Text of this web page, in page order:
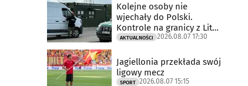
Kolejne osoby nie
wjechały do Polski.
Kontrole na granicy z Litwą
trwają
AKTUALNOŚCI 2026.08.07 17:30
Jagiellonia przekłada swój
ligowy mecz
SPORT 2026.08.07 15:15